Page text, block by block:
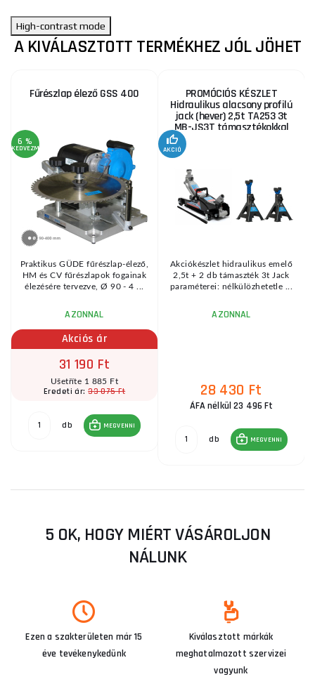
High-contrast mode
A KIVÁLASZTOTT TERMÉKHEZ JÓL JÖHET
Fűrészlap élező GSS 400
6 %
KEDVEZMÉNY
Praktikus GÜDE fűrészlap-élező,
HM és CV fűrészlapok fogainak
élezésére tervezve, Ø 90 - 4 ...
AZONNAL
Akciós ár
31 190 Ft
Ušetříte 1 885 Ft
Eredeti ár:33 075 Ft
db MEGVENNI
PROMÓCIÓS KÉSZLET
Hidraulikus alacsony profilú
jack (hever) 2,5t TA253 3t
MB-JS3T támasztékokkal
AKCIÓ
Akciókészlet hidraulikus emelő
2,5t + 2 db támaszték 3t Jack
paraméterei: nélkülözhetetle ...
AZONNAL
28 430 Ft
ÁFA nélkül 23 496 Ft
db MEGVENNI
5 OK, HOGY MIÉRT VÁSÁROLJON
NÁLUNK
Ezen a szakterületen már 15
éve tevékenykedünk
Kiválasztott márkák
meghatalmazott szervizei
vagyunk